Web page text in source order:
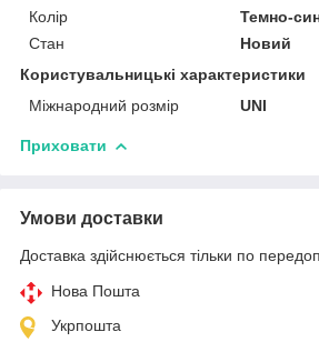
Колір
Темно-
Стан
Новий
Користувальницькі характеристики
Міжнародний розмір
UNI
Приховати
Умови доставки
Доставка здійснюється тільки по
Нова Пошта
Укрпошта